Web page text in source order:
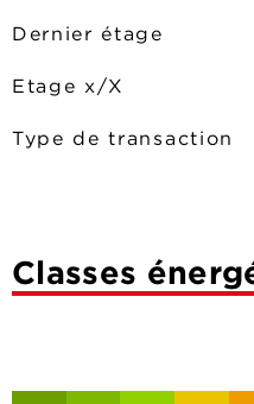
Dernier étage
Etage x/X
Type de transaction
Classes